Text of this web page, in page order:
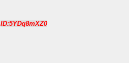
ID:5YDq8mXZ0